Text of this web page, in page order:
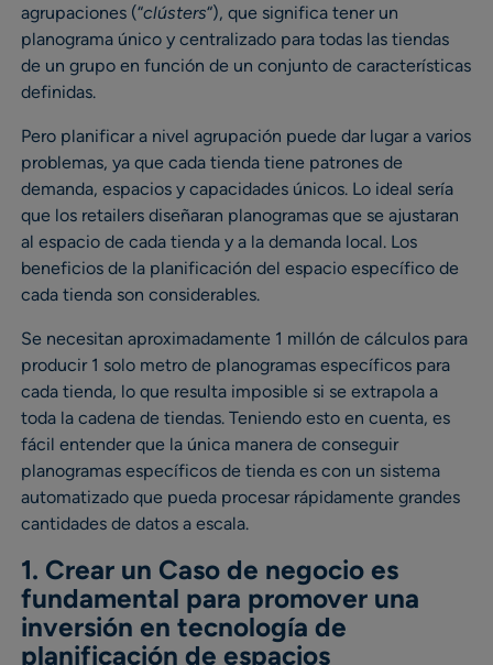
agrupaciones (“clústers“), que significa tener un
planograma único y centralizado para todas las tiendas
de un grupo en función de un conjunto de características
definidas.
Pero planificar a nivel agrupación puede dar lugar a varios
problemas, ya que cada tienda tiene patrones de
demanda, espacios y capacidades únicos. Lo ideal sería
que los retailers diseñaran planogramas que se ajustaran
al espacio de cada tienda y a la demanda local. Los
beneficios de la planificación del espacio específico de
cada tienda son considerables.
Se necesitan aproximadamente 1 millón de cálculos para
producir 1 solo metro de planogramas específicos para
cada tienda, lo que resulta imposible si se extrapola a
toda la cadena de tiendas. Teniendo esto en cuenta, es
fácil entender que la única manera de conseguir
planogramas específicos de tienda es con un sistema
automatizado que pueda procesar rápidamente grandes
cantidades de datos a escala.
1. Crear un Caso de negocio es
fundamental para promover una
inversión en tecnología de
planificación de espacios